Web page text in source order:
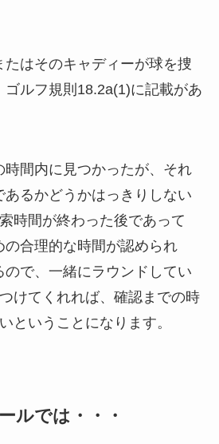
はそのキャディーが球を捜
ゴルフ規則18.2a(1)に記載があ
間内に見つかったが、それ
あるかどうかはっきりしない
時間が終わった後であって
の合理的な時間が認められ
ので、一緒にラウンドしてい
けてくれれば、確認までの時
ということになります。
ルでは・・・